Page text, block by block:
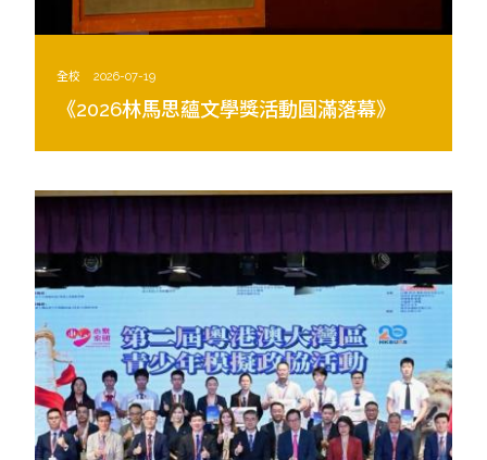
全校 2026-07-19
《2026林馬思蘊文學獎活動圓滿落幕》